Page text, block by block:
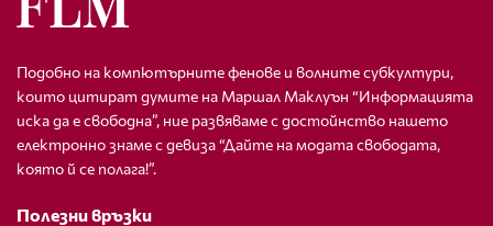
Подобно на компютърните фенове и волните субкултури,
които цитират думите на Маршал Маклуън “Информацията
иска да е свободна”, ние развяваме с достойнство нашето
електронно знаме с девиза “Дайте на модата свободата,
която й се полага!”.
Полезни връзки